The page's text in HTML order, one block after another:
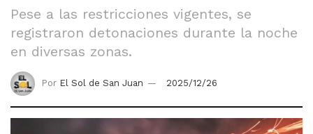
Pese a las restricciones vigentes, se
registraron detonaciones durante la noche
en diversas zonas.
Por El Sol de San Juan 2025/12/26